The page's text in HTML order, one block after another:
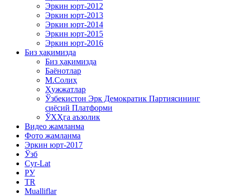
Эркин юрт-2012
Эркин юрт-2013
Эркин юрт-2014
Эркин юрт-2015
Эркин юрт-2016
Биз ҳақимизда
Биз ҳақимизда
Баёнотлар
М.Солиҳ
Ҳужжатлар
Ўзбекистон Эрк Демократик Партиясининг
сиёсий Платформи
ЎХҲга аъзолик
Видео жамланма
Фото жамланма
Эркин юрт-2017
Ўзб
Cyr-Lat
РУ
TR
Mualliflar